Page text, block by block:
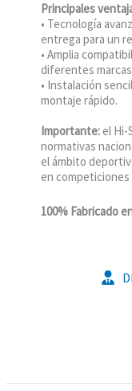
Principales
• Tecnología
entrega para un
• Amplia
diferentes
• Instalación
montaje rápido.
Importante:el Hi-
normativas
el ámbito
en
100% Fabricado